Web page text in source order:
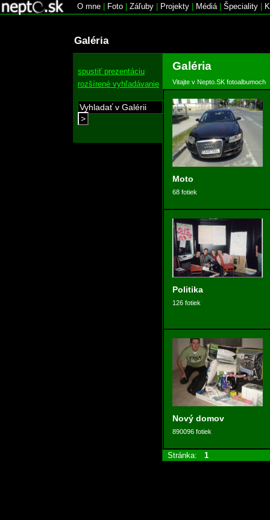
O mne Foto Záľuby Projekty Médiá| Špeciality
Galéria
spustiť prezentáciu
rozšírené vyhľadávanie
>
Galéria
Vitajte v Nepto.SK fotoalbumoch
Moto
68 fotiek
Politika
126 fotiek
Nový domov
890096 fotiek
Stránka: 1